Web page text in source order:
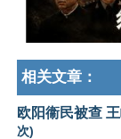
相关文章：
欧阳衞民被查
次)